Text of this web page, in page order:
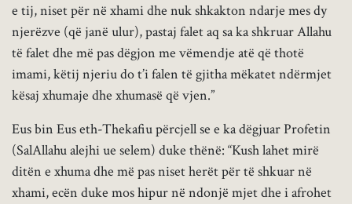
e tij, niset për në xhami dhe nuk shkakton ndarje mes dy
njerëzve (që janë ulur), pastaj falet aq sa ka shkruar Allahu
të falet dhe më pas dëgjon me vëmendje atë që thotë
imami, këtij njeriu do t’i falen të gjitha mëkatet ndërmjet
kësaj xhumaje dhe xhumasë që vjen.”
Eus bin Eus eth-Thekafiu përcjell se e ka dëgjuar Profetin
(SalAllahu alejhi ue selem) duke thënë: “Kush lahet mirë
ditën e xhuma dhe më pas niset herët për të shkuar në
xhami, ecën duke mos hipur në ndonjë mjet dhe i afrohet